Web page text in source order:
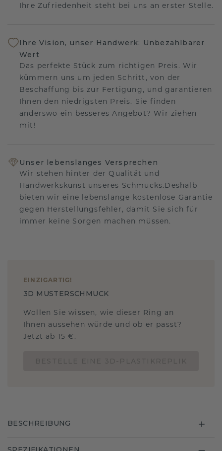
Ihre Zufriedenheit steht bei uns an erster Stelle.
Ihre Vision, unser Handwerk: Unbezahlbarer
Wert
Das perfekte Stück zum richtigen Preis. Wir
kümmern uns um jeden Schritt, von der
Beschaffung bis zur Fertigung, und garantieren
Ihnen den niedrigsten Preis. Sie finden
anderswo ein besseres Angebot? Wir ziehen
mit!
Unser lebenslanges Versprechen
Wir stehen hinter der Qualität und
Handwerkskunst unseres Schmucks.Deshalb
bieten wir eine lebenslange kostenlose Garantie
gegen Herstellungsfehler, damit Sie sich für
immer keine Sorgen machen müssen.
EINZIGARTIG !
3D MUSTERSCHMUCK
Wollen Sie wissen, wie dieser Ring an
Ihnen aussehen würde und ob er passt?
Jetzt ab 15 €.
BESCHREIBUNG